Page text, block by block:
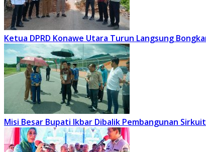
Ketua DPRD Konawe Utara Turun Langsung
Misi Besar Bupati Ikbar Dibalik Pembangunan